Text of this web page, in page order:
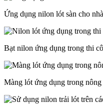
Ứng dụng nilon lót sàn cho
Bạt nilon ứng dụng trong thi
Màng lót ứng dụng trong nông